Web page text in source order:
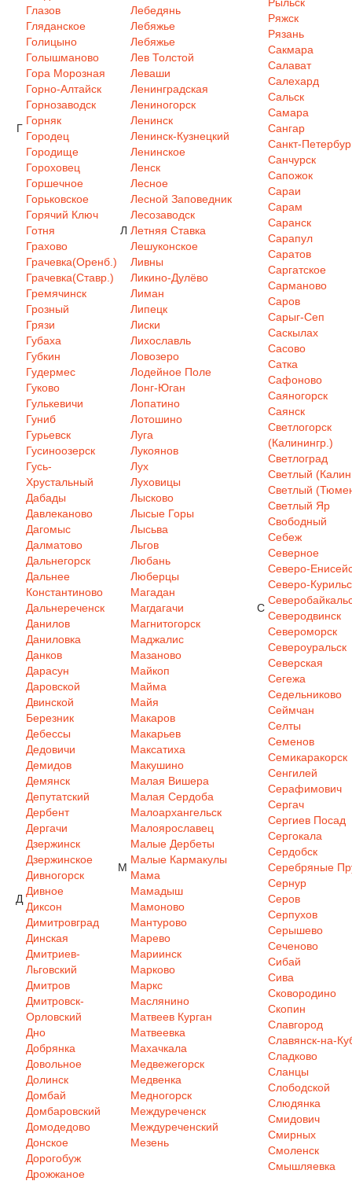
Г
Глазов
Гляданское
Голицыно
Голышманово
Гора Морозная
Горно-Алтайск
Горнозаводск
Горняк
Городец
Городище
Гороховец
Горшечное
Горьковское
Горячий Ключ
Готня
Грахово
Грачевка(Оренб.)
Грачевка(Ставр.)
Гремячинск
Грозный
Грязи
Губаха
Губкин
Гудермес
Гуково
Гулькевичи
Гуниб
Гурьевск
Гусиноозерск
Гусь-
Хрустальный
Д
Дабады
Давлеканово
Дагомыс
Далматово
Дальнегорск
Дальнее
Константиново
Дальнереченск
Данилов
Даниловка
Данков
Дарасун
Даровской
Двинской
Березник
Дебессы
Дедовичи
Демидов
Демянск
Депутатский
Дербент
Дергачи
Дзержинск
Дзержинское
Дивногорск
Дивное
Диксон
Димитровград
Динская
Дмитриев-
Льговский
Дмитров
Дмитровск-
Орловский
Дно
Добрянка
Довольное
Долинск
Домбай
Домбаровский
Домодедово
Донское
Дорогобуж
Дрожжаное
Л
Лебедянь
Лебяжье
Лебяжье
Лев Толстой
Леваши
Ленинградская
Лениногорск
Ленинск
Ленинск-Кузнецкий
Ленинское
Ленск
Лесное
Лесной Заповедник
Лесозаводск
Летняя Ставка
Лешуконское
Ливны
Ликино-Дулёво
Лиман
Липецк
Лиски
Лихославль
Ловозеро
Лодейное Поле
Лонг-Юган
Лопатино
Лотошино
Луга
Лукоянов
Лух
Луховицы
Лысково
Лысые Горы
Лысьва
Льгов
Любань
Люберцы
М
Магадан
Магдагачи
Магнитогорск
Маджалис
Мазаново
Майкоп
Майма
Майя
Макаров
Макарьев
Максатиха
Макушино
Малая Вишера
Малая Сердоба
Малоархангельск
Малоярославец
Малые Дербеты
Малые Кармакулы
Мама
Мамадыш
Мамоново
Мантурово
Марево
Мариинск
Марково
Маркс
Маслянино
Матвеев Курган
Матвеевка
Махачкала
Медвежегорск
Медвенка
Медногорск
Междуреченск
Междуреченский
Мезень
Ряжск
Рязань
С
Сакмара
Салават
Салехард
Сальск
Самара
Сангар
Санкт-
Санчурск
Сапожок
Сараи
Сарам
Саранск
Сарапул
Саратов
Саргатское
Сарманово
Саров
Сарыг-Сеп
Саскылах
Сасово
Сатка
Сафоново
Саяногорск
Саянск
Светлогорск
(Калинингр.)
Светлоград
Светлый
Светлый
Светлый Яр
Свободный
Себеж
Северное
Северо-
Северо-
Северодвинск
Североморск
Североуральск
Северская
Сегежа
Седельниково
Сеймчан
Селты
Семенов
Семикаракорск
Сенгилей
Серафимович
Сергач
Сергиев Посад
Сергокала
Сердобск
Серебряные
Сернур
Серов
Серпухов
Серышево
Сеченово
Сибай
Сива
Сковородино
Скопин
Славгород
Славянск-на-
Сладково
Сланцы
Слободской
Слюдянка
Смидович
Смирных
Смоленск
Смышляевка